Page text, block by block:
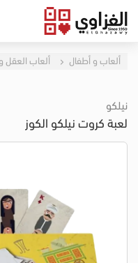
ألعاب و أطفال ألعاب العقل
نيلكو
لعبة كروت نيلكو الكوز